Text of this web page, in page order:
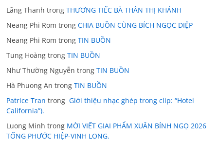
Lãng Thanh trongTHƯƠNG TIẾC BÀ THÂN THỊ KHÁNH
Neang Phi Rom trongCHIA BUỒN CÙNG BÍCH NGỌC DIỆP
Neang Phi Rom trongTIN BUỒN
Tung Hoàng trongTIN BUỒN
Như Thường Nguyễn trongTIN BUỒN
Hà Phuong An trongTIN BUỒN
Patrice Tran trong Giới thiệu nhạc ghép trong clip: “Hotel
California”).
Luong Minh trong MỜI VIẾT GIAI PHẨM XUÂN BÍNH NGỌ 2026
TỐNG PHƯỚC HIỆP-VINH LONG.